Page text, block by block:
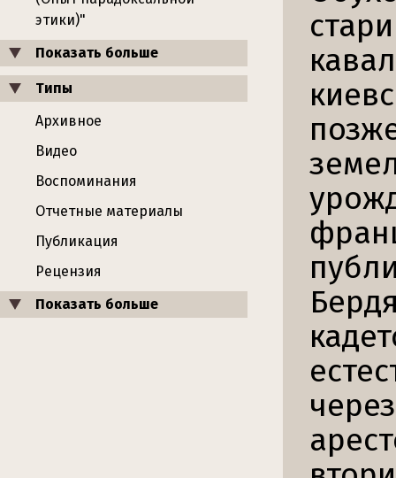
этики)"
Показать больше
Типы
Архивное
Видео
Воспоминания
Отчетные материалы
Публикация
Рецензия
Показать больше